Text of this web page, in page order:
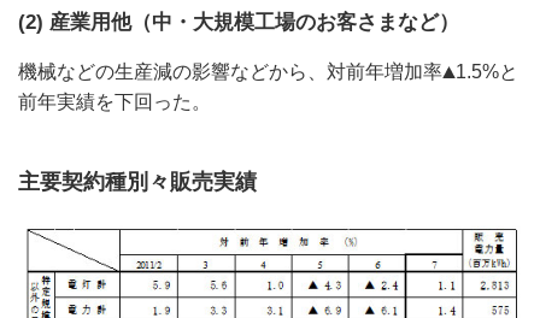
(2) 産業用他（中・大規模工場のお客さまなど）
機械などの生産減の影響などから、対前年増加率
1.5%と
前年実績を下回った。
主要契約種別々販売実績